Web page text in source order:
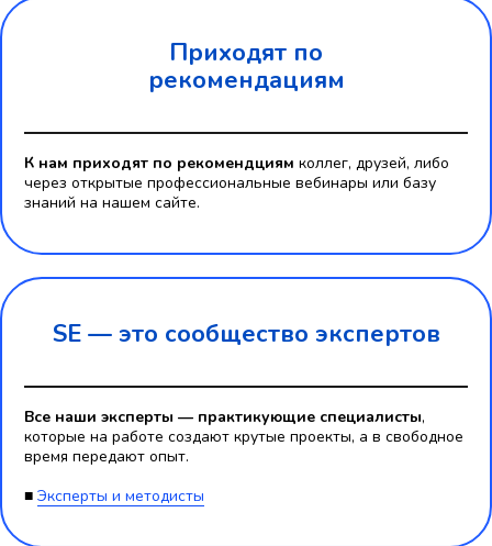
Приходят по
рекомендациям
К нам приходят по рекомендциям коллег, друзей, либо
через открытые профессиональные вебинары или базу
знаний на нашем сайте.
SE — это сообщество экспертов
Все наши эксперты — практикующие специалисты,
которые на работе создают крутые проекты, а в свободное
время передают опыт.
■ Эксперты и методисты